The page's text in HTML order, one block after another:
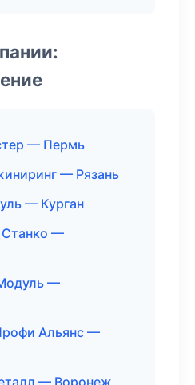
— Пермь
— Рязань
— Курган
—
—
Альянс —
— Воронеж